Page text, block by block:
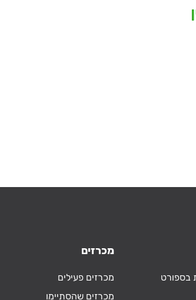
בספורט
מכרזים
מכרזים פעילים
מכרזים שהסתיימו